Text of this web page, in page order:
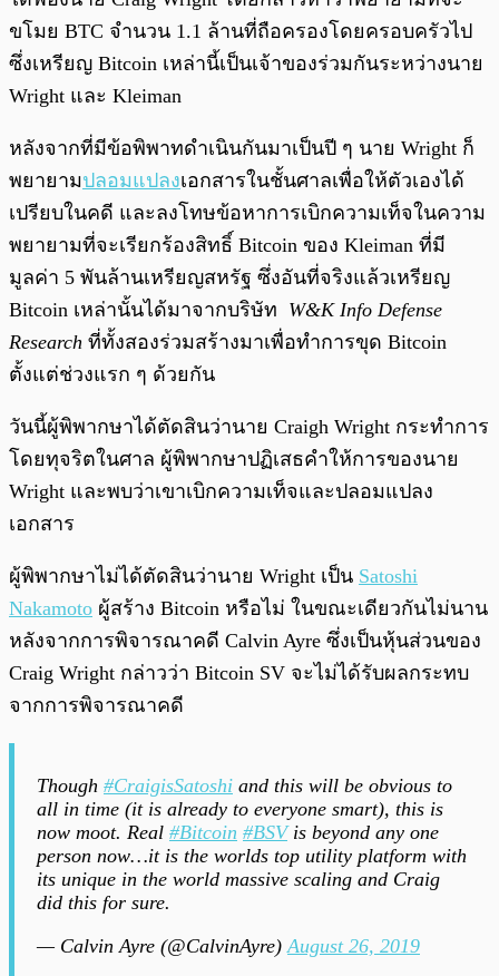
ขโมย BTC จำนวน 1.1 ล้านที่ถือครองโดยครอบครัวไป
ซึ่งเหรียญ Bitcoin เหล่านี้เป็นเจ้าของร่วมกันระหว่างนาย
Wright และ Kleiman
หลังจากที่มีข้อพิพาทดำเนินกันมาเป็นปี ๆ นาย Wright ก็
พยายามปลอมแปลงเอกสารในชั้นศาลเพื่อให้ตัวเองได้
เปรียบในคดี และลงโทษข้อหาการเบิกความเท็จในความ
พยายามที่จะเรียกร้องสิทธิ์ Bitcoin ของ Kleiman ที่มี
มูลค่า 5 พันล้านเหรียญสหรัฐ ซึ่งอันที่จริงแล้วเหรียญ
Bitcoin เหล่านั้นได้มาจากบริษัท W&K Info Defense
Research ที่ทั้งสองร่วมสร้างมาเพื่อทำการขุด Bitcoin
ตั้งแต่ช่วงแรก ๆ ด้วยกัน
วันนี้ผู้พิพากษาได้ตัดสินว่านาย Craigh Wright กระทำการ
โดยทุจริตในศาล ผู้พิพากษาปฏิเสธคำให้การของนาย
Wright และพบว่าเขาเบิกความเท็จและปลอมแปลง
เอกสาร
ผู้พิพากษาไม่ได้ตัดสินว่านาย Wright เป็น Satoshi
Nakamoto ผู้สร้าง Bitcoin หรือไม่ ในขณะเดียวกันไม่นาน
หลังจากการพิจารณาคดี Calvin Ayre ซึ่งเป็นหุ้นส่วนของ
Craig Wright กล่าวว่า Bitcoin SV จะไม่ได้รับผลกระทบ
จากการพิจารณาคดี
Though #CraigisSatoshi and this will be obvious to
all in time (it is already to everyone smart), this is
now moot. Real #Bitcoin #BSVis beyond any one
person now…it is the worlds top utility platform with
its unique in the world massive scaling and Craig
did this for sure.
— Calvin Ayre (@CalvinAyre)August 26, 2019